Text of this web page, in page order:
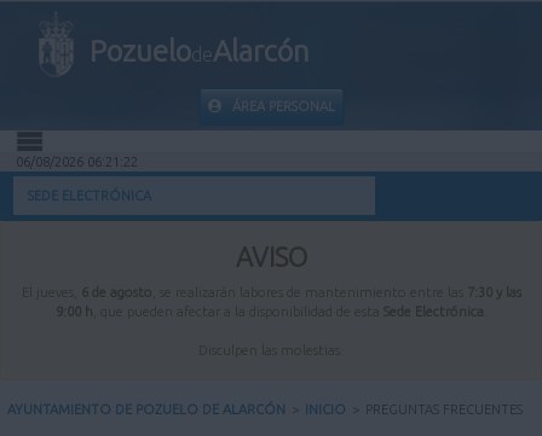
PozuelodeAlarcón
ÁREA PERSONAL
INICIO
INFORMACIÓN PÚBLICA
MI CARPETA
06/08/2026 06:21:23
SEDE ELECTRÓNICA
AVISO
El jueves, 6 de agosto , se realizarán labores de mantenimiento entre las
7:30 y las
9:00 h , que pueden afectar a la disponibilidad de esta Sede Electrónica
Disculpen las molestias.
AYUNTAMIENTO DE POZUELO DE ALARCÓN > INICIO > PREGUNTAS FRECUENTES